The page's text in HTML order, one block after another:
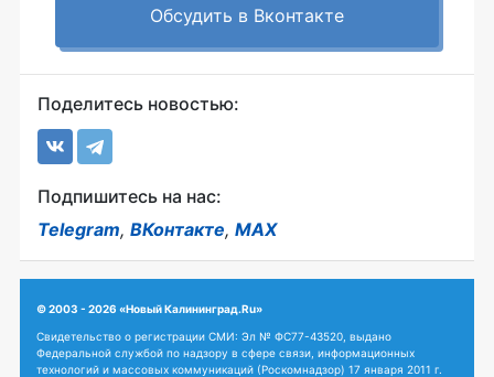
Обсудить в Вконтакте
Поделитесь новостью:
Подпишитесь на нас:
Telegram, ВКонтакте, MAX
© 2003 - 2026 «Новый Калининград.Ru»
Свидетельство о регистрации СМИ: Эл № ФС77-43520, выдано
Федеральной службой по надзору в сфере связи, информационных
технологий и массовых коммуникаций (Роскомнадзор) 17 января 2011 г.